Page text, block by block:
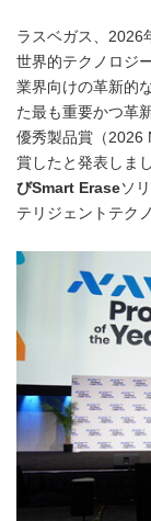
ラスベガス、2026
世界的テクノロジ
業界向けの革新的
た最も重要かつ革
優秀製品賞（2026
賞したと発表しま
びSmart Eraseソ
テリジェントテク